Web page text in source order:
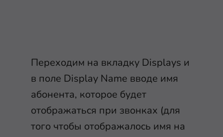
Переходим на вкладку Displays и
в поле Display Name вводе имя
абонента, которое будет
отображаться при звонках (для
того чтобы отображалось имя на